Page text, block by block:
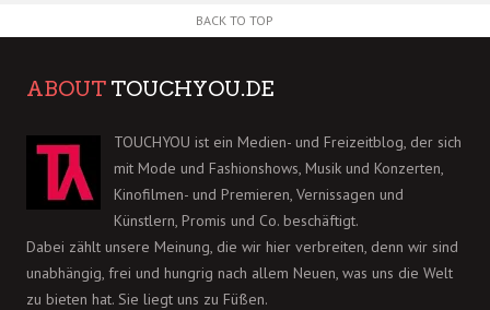
BACK TO TOP
ABOUT TOUCHYOU.DE
TOUCHYOU ist ein Medien- und Freizeitblog, der sich
mit Mode und Fashionshows, Musik und Konzerten,
Kinofilmen- und Premieren, Vernissagen und
Künstlern, Promis und Co. beschäftigt.
Dabei zählt unsere Meinung, die wir hier verbreiten, denn wir sind
unabhängig, frei und hungrig nach allem Neuen, was uns die Welt
zu bieten hat. Sie liegt uns zu Füßen.